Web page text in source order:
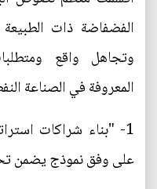
الفضفاضة ذات
وتجاهل واقع
المعروفة في الصناعة
1- "بناء شراكات
على وفق نموذج يضمن